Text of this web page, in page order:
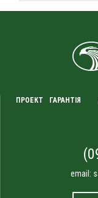
ПРОЕКТ ГАРАНТІЯ
email: